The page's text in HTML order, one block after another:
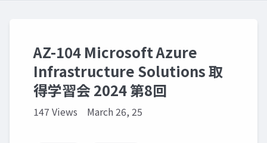
AZ-104 Microsoft Azure
Infrastructure Solutions 取
得学習会 2024 第8回
147 Views March 26, 25